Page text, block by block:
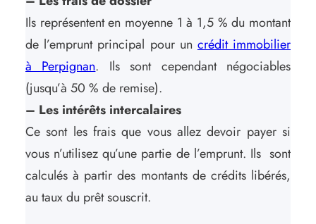
Ils représentent en moyenne 1 à 1,5 % du montant
de l’emprunt principal pour uncrédit immobilier
à Perpignan. Ils sont cependant négociables
(jusqu’à 50 % de remise).
– Les intérêts intercalaires
Ce sont les frais que vous allez devoir payer si
vous n’utilisez qu’une partie de l’emprunt. Ils sont
calculés à partir des montants de crédits libérés,
au taux du prêt souscrit.